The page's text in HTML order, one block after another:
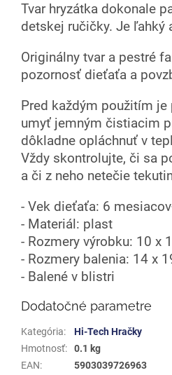
Tvar hryzátka dokonale
detskej ručičky. Je ľahký
Originálny tvar a pestré
pozornosť dieťaťa a
Pred každým použitím je
umyť jemným čistiacim
dôkladne opláchnuť v
Vždy skontrolujte, či sa
a či z neho netečie
- Vek dieťaťa: 6
- Materiál: plast
- Rozmery výrobku: 10 x
- Rozmery balenia: 14 x
- Balené v blistri
Dodatočné parametre
Kategória:
Hi-Tech Hračky
Hmotnosť:
0.1 kg
EAN: 5903039726963